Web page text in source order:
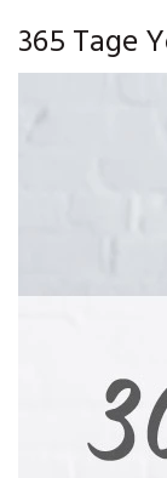
365 Tage